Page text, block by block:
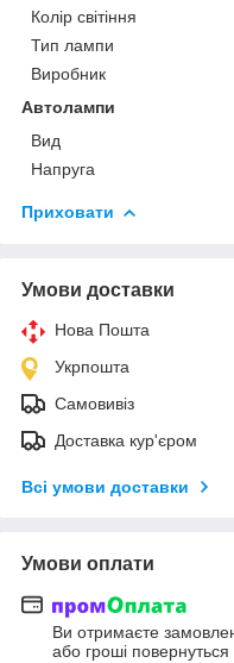
Колір світіння
Тип лампи
Виробник
Автолампи
Вид
Напруга
Приховати
Умови доставки
Нова Пошта
Укрпошта
Самовивіз
Доставка кур'єром
Всі умови доставки
Умови оплати
Ви отримаєте
або гроші